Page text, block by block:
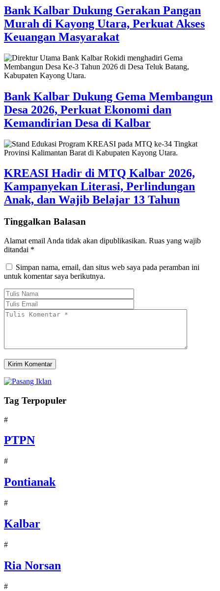
Bank Kalbar Dukung Gerakan Pangan
Murah di Kayong Utara, Perkuat Akses
Keuangan Masyarakat
Bank Kalbar Dukung Gema Membangun
Desa 2026, Perkuat Ekonomi dan
Kemandirian Desa di Kalbar
KREASI Hadir di MTQ Kalbar 2026,
Kampanyekan Literasi, Perlindungan
Anak, dan Wajib Belajar 13 Tahun
Tinggalkan Balasan
Alamat email Anda tidak akan dipublikasikan. Ruas yang wajib
ditandai *
Simpan nama, email, dan situs web saya pada peramban ini
untuk komentar saya berikutnya.
Tag Terpopuler
#
PTPN
#
Pontianak
#
Kalbar
#
Ria Norsan
#